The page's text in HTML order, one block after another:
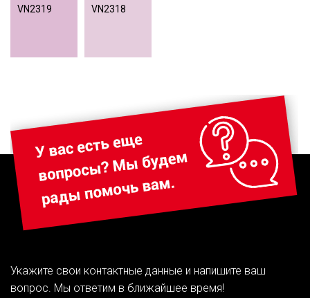
VN2319 VN2318
Укажите свои контактные данные и напишите ваш
вопрос. Мы ответим в ближайшее время!